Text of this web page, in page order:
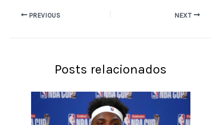
PREVIOUS NEXT
Posts relacionados